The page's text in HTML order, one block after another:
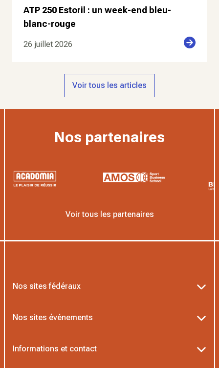
ATP 250 Estoril : un week-end bleu-
blanc-rouge
26 juillet 2026
Voir tous les articles
Nos partenaires
Voir tous les partenaires
Nos sites fédéraux
Nos sites événements
Informations et contact